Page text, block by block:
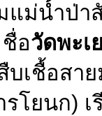
แม่น้ำป่า
ชื่อวัดพะเ
เชื้อสา
โยนก) เ